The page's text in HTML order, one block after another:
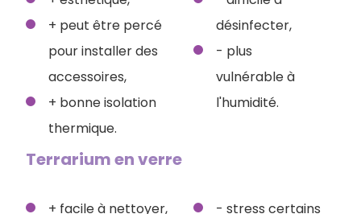
+ peut être percé
pour installer des
accessoires,
+ bonne isolation
thermique.
désinfecter,
- plus
vulnérable à
l'humidité.
Terrarium en verre
+ facile à nettoyer,
- stress certains